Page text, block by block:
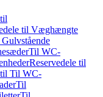
til Væghængte
Til WC-
Reservedele til
til Til WC-
Til